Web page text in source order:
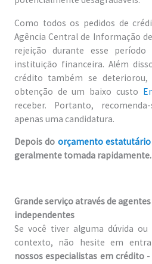
Como todos os pedidos de
Agência Central de Informação
rejeição durante esse
instituição financeira. Além
crédito também se
obtenção de um baixo custo
receber. Portanto,
apenas uma candidatura.
Depois do orçamento estatutário
geralmente tomada rapidamente.
Grande serviço através de
independentes
Se você tiver alguma dúvida
contexto, não hesite em
nossos especialistas em crédito-